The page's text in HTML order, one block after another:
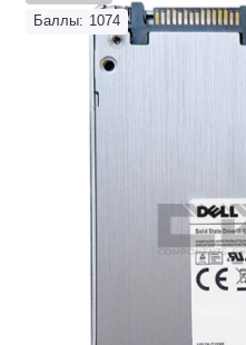
Баллы: 1074